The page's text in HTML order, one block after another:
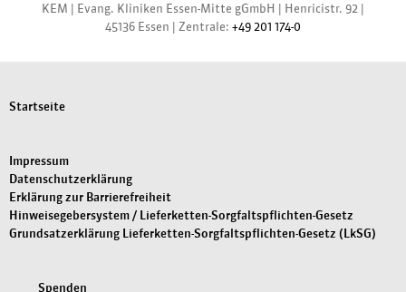
KEM | Evang. Kliniken Essen-Mitte gGmbH | Henricistr. 92 |
45136 Essen | Zentrale: +49 201 174-0
Startseite
Impressum
Datenschutzerklärung
Erklärung zur Barrierefreiheit
Hinweisegebersystem / Lieferketten-Sorgfaltspflichten-Gesetz
Grundsatzerklärung Lieferketten-Sorgfaltspflichten-Gesetz (LkSG)
Spenden